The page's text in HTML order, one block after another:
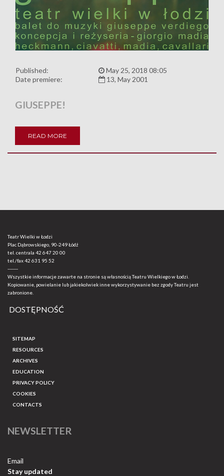
Published:
May 25, 2018 08:05
Date premiere:
13, May 2001
GIUSEPPE!
READ MORE
Teatr Wielki w Łodzi
Plac Dąbrowskiego, 90-249 Łódź
tel. centrala 42 647 20 00
tel./fax42 631 95 52
-------
Wszystkie informacje zawarte na stronie są własnością Teatru Wielkiego w Łodzi.
Kopiowanie, powielanie lub jakiekolwiek inne wykorzystywanie bez zgody Teatru jest
zabronione.
DOSTĘPNOŚĆ
SITEMAP
RESOURCES
ARCHIVES
EDUCATION
PRIVACY POLICY
COOKIES
CONTACTS
NEWSLETTER
Email
Stay updated